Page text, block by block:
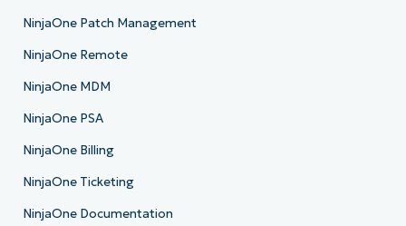
NinjaOne Patch Management
NinjaOne Remote
NinjaOne MDM
NinjaOne PSA
NinjaOne Billing
NinjaOne Ticketing
NinjaOne Documentation